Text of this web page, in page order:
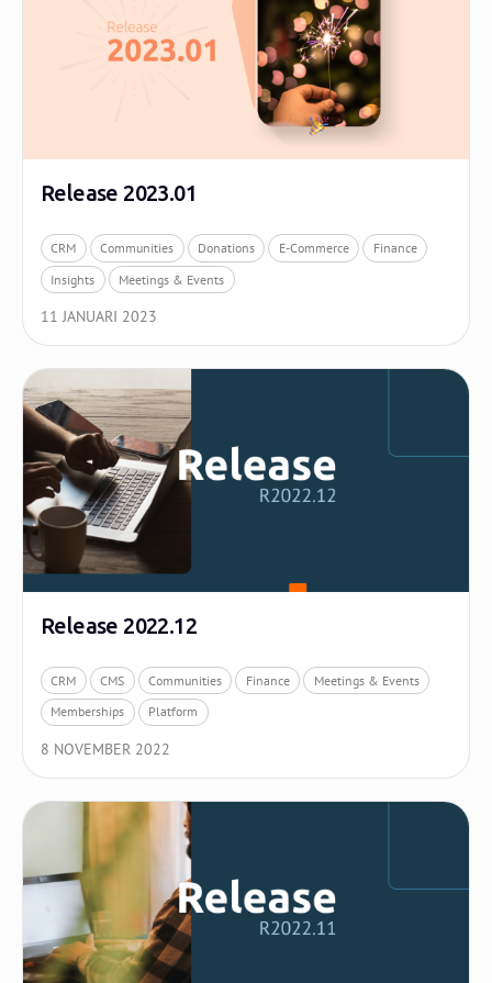
Release 2023.01
CRM Communities Donations E-Commerce
Finance
Insights
Meetings & Events
11 JANUARI 2023
Release 2022.12
CRM CMS Communities Finance
Meetings & Events
Memberships
Platform
8 NOVEMBER 2022